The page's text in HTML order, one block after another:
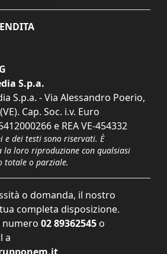
S.p.a.
S.p.a. - Via Alessandro Poerio,
Cap. Soc. i.v. Euro
e REA VE-454332
dei testi sono riservati. È
la loro riproduzione con qualsiasi
totale o parziale.
o domanda, il nostro
completa disposizione.
numero 02 89362545 o
a